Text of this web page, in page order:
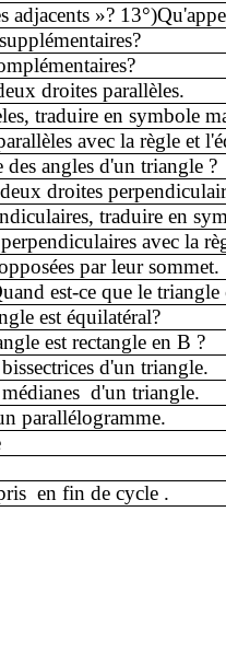
adjacents »? 13°
droites parallèles.
traduire en symbole
avec la règle et
angles d'un triangle ?
droites
traduire en
avec la
par leur sommet.
est-ce que le
est équilatéral?
est rectangle en B ?
d'un triangle.
d'un triangle.
parallélogramme.
en fin de cycle .